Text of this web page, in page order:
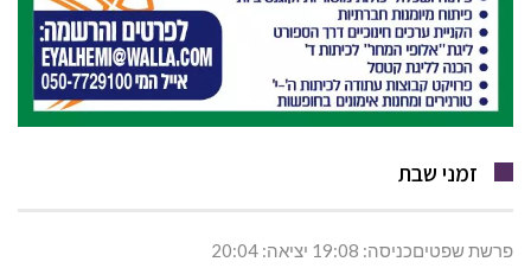
זמני שבת
פרשת שפטיםכניסה: 19:08 יציאה: 20:04